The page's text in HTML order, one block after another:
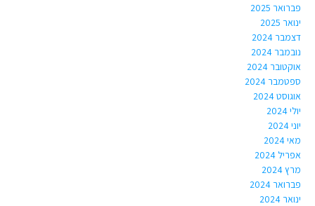
פברואר 2025
ינואר 2025
דצמבר 2024
נובמבר 2024
אוקטובר 2024
ספטמבר 2024
אוגוסט 2024
יולי 2024
יוני 2024
מאי 2024
אפריל 2024
מרץ 2024
פברואר 2024
ינואר 2024